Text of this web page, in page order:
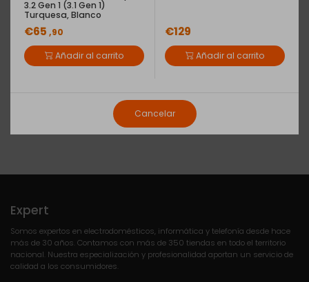
Consulta disponibilidad de la tienda en la cesta de compra
Retirada del antiguo (GRATIS)
Nos llevamos tu electrodoméstico usado.
Expert
Somos expertos en electrodomésticos, informática y telefonía desde hace
más de 30 años. Contamos con más de 350 tiendas en todo el territorio
nacional. Nuestra especialización y profesionalidad aportan un servicio de
calidad a los consumidores.
3.2 Gen 1 (3.1 Gen 1)
Turquesa, Blanco
€65 ,90
Añadir al carrito
€129
Añadir al carrito
Cancelar